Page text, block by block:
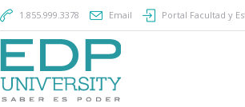
1.855.999.3378 Email Portal Facultad y